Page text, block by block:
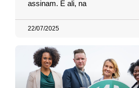
assinam. É ali, na
22/07/2025